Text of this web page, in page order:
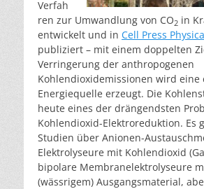
Verfah
ren zur Umwandlung von CO2 in
entwickelt und in Cell Press
publiziert – mit einem doppelten
Verringerung der anthropogenen
Kohlendioxidemissionen wird eine
Energiequelle erzeugt. Die
heute eines der drängendsten
Kohlendioxid-Elektroreduktion. Es
Studien über Anionen-
Elektrolyseure mit Kohlendioxid
bipolare Membranelektrolyseure
(wässrigem) Ausgangsmaterial,